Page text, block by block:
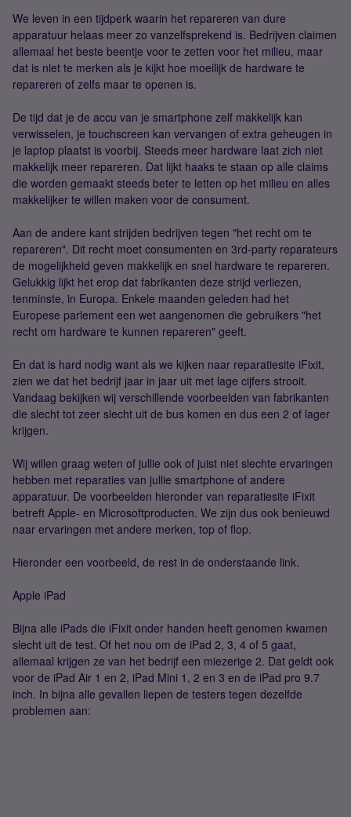
We leven in een tijdperk waarin het repareren van dure
apparatuur helaas meer zo vanzelfsprekend is. Bedrijven claimen
allemaal het beste beentje voor te zetten voor het milieu, maar
dat is niet te merken als je kijkt hoe moeilijk de hardware te
repareren of zelfs maar te openen is.
De tijd dat je de accu van je smartphone zelf makkelijk kan
verwisselen, je touchscreen kan vervangen of extra geheugen in
je laptop plaatst is voorbij. Steeds meer hardware laat zich niet
makkelijk meer repareren. Dat lijkt haaks te staan op alle claims
die worden gemaakt steeds beter te letten op het milieu en alles
makkelijker te willen maken voor de consument.
Aan de andere kant strijden bedrijven tegen "het recht om te
repareren". Dit recht moet consumenten en 3rd-party reparateurs
de mogelijkheid geven makkelijk en snel hardware te repareren.
Gelukkig lijkt het erop dat fabrikanten deze strijd verliezen,
tenminste, in Europa. Enkele maanden geleden had het
Europese parlement een wet aangenomen die gebruikers "het
recht om hardware te kunnen repareren" geeft.
En dat is hard nodig want als we kijken naar reparatiesite iFixit,
zien we dat het bedrijf jaar in jaar uit met lage cijfers strooit.
Vandaag bekijken wij verschillende voorbeelden van fabrikanten
die slecht tot zeer slecht uit de bus komen en dus een 2 of lager
krijgen.
Wij willen graag weten of jullie ook of juist niet slechte ervaringen
hebben met reparaties van jullie smartphone of andere
apparatuur. De voorbeelden hieronder van reparatiesite iFixit
betreft Apple- en Microsoftproducten. We zijn dus ook benieuwd
naar ervaringen met andere merken, top of flop.
Hieronder een voorbeeld, de rest in de onderstaande link.
Apple iPad
Bijna alle iPads die iFixit onder handen heeft genomen kwamen
slecht uit de test. Of het nou om de iPad 2, 3, 4 of 5 gaat,
allemaal krijgen ze van het bedrijf een miezerige 2. Dat geldt ook
voor de iPad Air 1 en 2, iPad Mini 1, 2 en 3 en de iPad pro 9.7
inch. In bijna alle gevallen liepen de testers tegen dezelfde
problemen aan: